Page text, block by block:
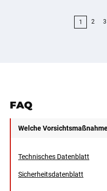
1 2 3
FAQ
Welche
Technisches Datenblatt
Sicherheitsdatenblatt